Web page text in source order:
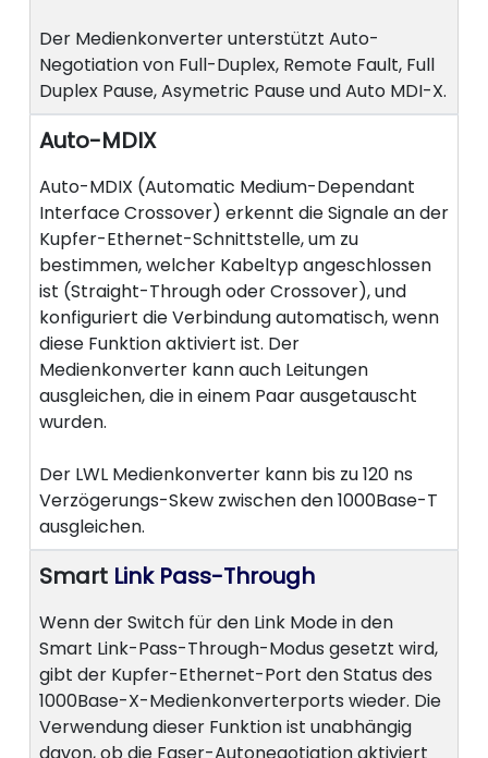
Der Medienkonverter unterstützt Auto-
Negotiation von Full-Duplex, Remote Fault, Full
Duplex Pause, Asymetric Pause und Auto MDI-X.
Auto-MDIX
Auto-MDIX (Automatic Medium-Dependant
Interface Crossover) erkennt die Signale an der
Kupfer-Ethernet-Schnittstelle, um zu
bestimmen, welcher Kabeltyp angeschlossen
ist (Straight-Through oder Crossover), und
konfiguriert die Verbindung automatisch, wenn
diese Funktion aktiviert ist. Der
Medienkonverter kann auch Leitungen
ausgleichen, die in einem Paar ausgetauscht
wurden.
Der LWL Medienkonverter kann bis zu 120 ns
Verzögerungs-Skew zwischen den 1000Base-T
ausgleichen.
Smart Link Pass-Through
Wenn der Switch für den Link Mode in den
Smart Link-Pass-Through-Modus gesetzt wird,
gibt der Kupfer-Ethernet-Port den Status des
1000Base-X-Medienkonverterports wieder. Die
Verwendung dieser Funktion ist unabhängig